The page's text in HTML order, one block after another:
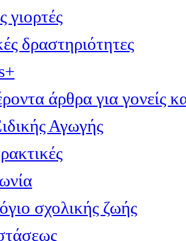
γιορτές
δραστηριότητες
άρθρα για γονείς
Αγωγής
σχολικής ζωής